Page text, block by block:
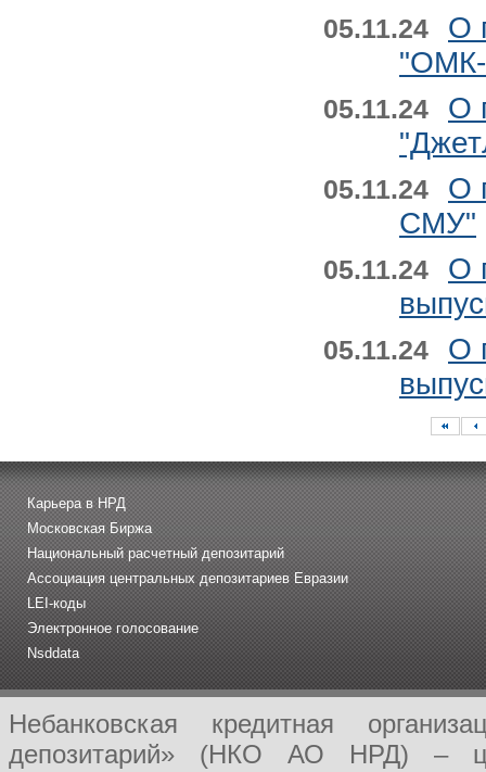
05.11.24
О
05.11.24
О
05.11.24
О
СМУ"
05.11.24
О
05.11.24
О
Карьера в НРД
Московская Биржа
Национальный расчетный депозитарий
Ассоциация центральных депозитариев Евразии
LEI-коды
Электронное голосование
Nsddata
Небанковская кредитная
депозитарий» (НКО АО НРД) –